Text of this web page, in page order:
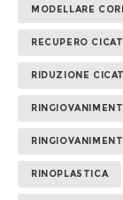
MODELLARE
RECUPERO
RIDUZIONE
RINOPLASTICA